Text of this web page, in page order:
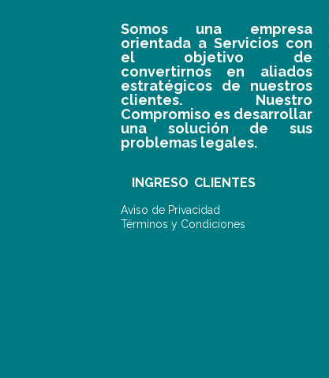
Somos una empresa
orientada a Servicios con
el objetivo de
convertirnos en aliados
estratégicos de nuestros
clientes. Nuestro
Compromiso es desarrollar
una solución de sus
problemas legales.
INGRESO CLIENTES
Aviso de Privacidad
Términos y Condiciones